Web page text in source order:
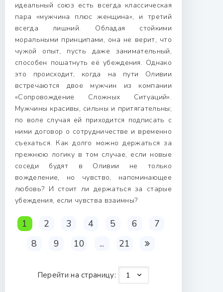
идеальный союз есть всегда классическая
пара «мужчина плюс женщина», и третий
всегда лишний. Обладая стойкими
моральными принципами, она не верит, что
чужой опыт, пусть даже занимательный,
способен пошатнуть её убеждения. Однако
это происходит, когда на пути Оливии
встречаются двое мужчин из компании
«Сопровождение Сложных Ситуаций».
Мужчины красивы, сильны и притягательны;
по воле случая ей приходится подписать с
ними договор о сотрудничестве и временно
съехаться. Как долго можно держаться за
прежнюю логику в том случае, если новые
соседи будят в Оливии не только
вожделение, но чувство, напоминающее
любовь? И стоит ли держаться за старые
убеждения, если чувства взаимны?
1 2 3 4 5 6
7
8
9 10 ... 21
Перейти на страницу: